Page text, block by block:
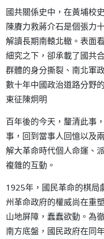
國共關係史中，在黃埔校
陳賡力救蔣介石是個張力
解讀長期南轅北轍。表面
細究之下，卻承載了國共
群體的身分撕裂、南北軍
數十年中國政治道路分野
東征陳炯明
百年後的今天，釐清此事
事，回到當事人回憶以及
解大革命時代個人命運、
複雜的互動。
1925年，國民革命的棋局
州革命政府的權威尚在重
山地屏障，蠢蠢欲動。為
南方底盤，國民政府在同